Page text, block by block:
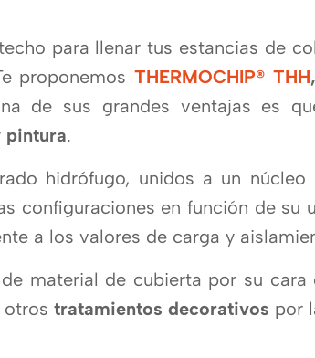
para llenar tus estancias de
proponemosTHERMOCHIP® THH,
de sus grandes ventajas es
pintura.
hidrófugo, unidos a un núcleo
configuraciones en función de su
a los valores de carga y
material de cubierta por su cara
otros tratamientos decorativos por